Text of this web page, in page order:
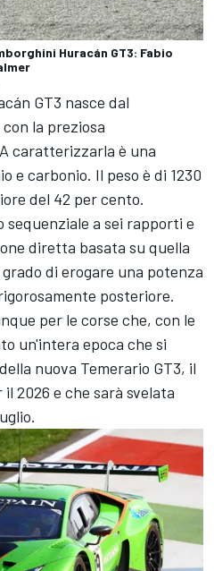
Huracán GT3: Fabio
GT3 nasce dal
la preziosa
caratterizzarla è una
e carbonio. Il peso è di 1230
del 42 per cento.
sequenziale a sei rapporti e
diretta basata su quella
di erogare una potenza
posteriore.
per le corse che, con le
un'intera epoca che si
nuova Temerario GT3, il
2026 e che sarà svelata